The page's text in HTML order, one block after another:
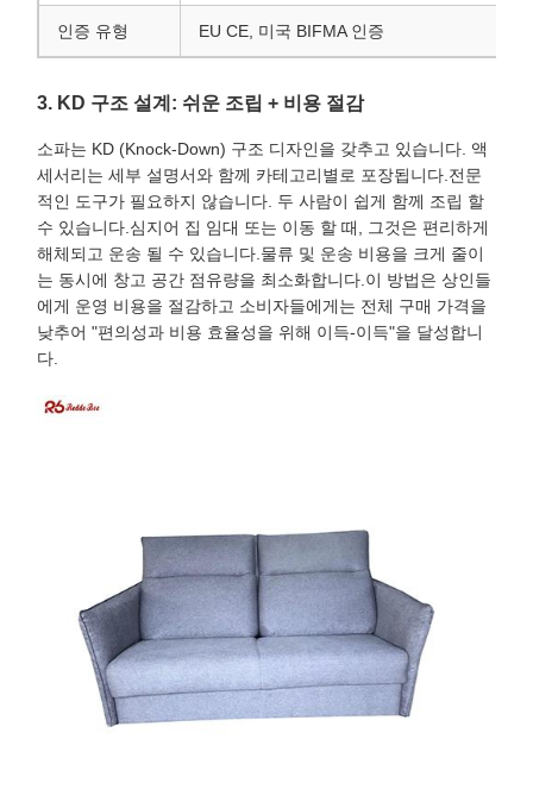
인증 유형 EU CE, 미국 BIFMA 인증
3. KD 구조 설계: 쉬운 조립 + 비용 절감
소파는 KD (Knock-Down) 구조 디자인을 갖추고 있습니다. 액
세서리는 세부 설명서와 함께 카테고리별로 포장됩니다.전문
적인 도구가 필요하지 않습니다. 두 사람이 쉽게 함께 조립 할
수 있습니다.심지어 집 임대 또는 이동 할 때, 그것은 편리하게
해체되고 운송 될 수 있습니다.물류 및 운송 비용을 크게 줄이
는 동시에 창고 공간 점유량을 최소화합니다.이 방법은 상인들
에게 운영 비용을 절감하고 소비자들에게는 전체 구매 가격을
낮추어 "편의성과 비용 효율성을 위해 이득-이득"을 달성합니
다.